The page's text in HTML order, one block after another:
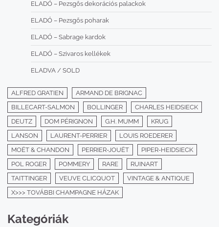
ELADÓ – Pezsgős dekorációs palackok
ELADÓ – Pezsgős poharak
ELADÓ – Sabrage kardok
ELADÓ – Szivaros kellékek
ELADVA / SOLD
ALFRED GRATIEN
ARMAND DE BRIGNAC
BILLECART-SALMON
BOLLINGER
CHARLES HEIDSIECK
DEUTZ
DOM PÉRIGNON G.H. MUMM
KRUG
LANSON
LAURENT-PERRIER
LOUIS ROEDERER
MOËT & CHANDON
PERRIER-JOUËT
PIPER-HEIDSIECK
POL ROGER
POMMERY RARE
RUINART
TAITTINGER
VEUVE CLICQUOT
VINTAGE & ANTIQUE
X>>> TOVÁBBI CHAMPAGNE HÁZAK
Kategóriák